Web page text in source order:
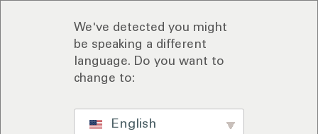
We've detected you might
be speaking a different
language. Do you want to
change to:
English